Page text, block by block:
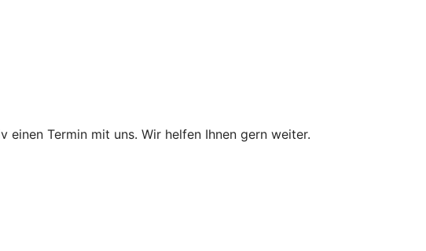
Termin mit uns. Wir helfen Ihnen gern weiter.